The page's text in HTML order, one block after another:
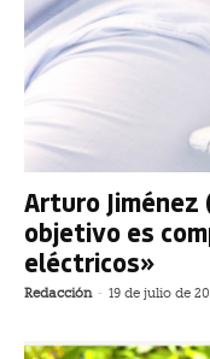
Arturo
objetivo es
eléctricos»
Redacción - 19 de julio de